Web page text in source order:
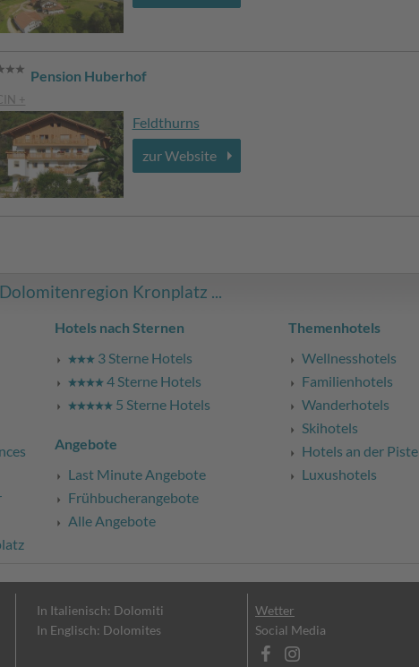
Pension Huberhof
+
Feldthurns
zur Website
Kronplatz ...
Hotels nach Sternen
3 Sterne Hotels
4 Sterne Hotels
5 Sterne Hotels
Angebote
Last Minute Angebote
Frühbucherangebote
Alle Angebote
Themenhotels
Wellnesshotels
Familienhotels
Wanderhotels
Skihotels
Hotels an der Piste
Luxushotels
In Italienisch: Dolomiti
In Englisch: Dolomites
Wetter
Social Media